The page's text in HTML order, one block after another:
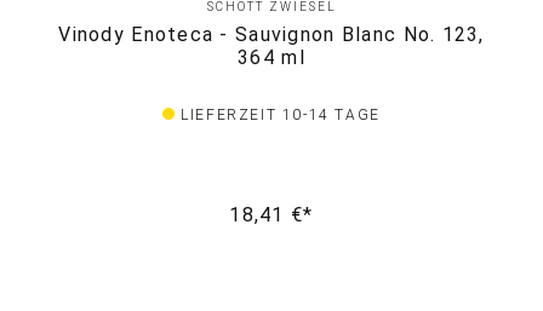
SCHOTT ZWIESEL
Vinody Enoteca - Sauvignon Blanc No. 123,
364 ml
LIEFERZEIT 10-14 TAGE
18,41 €*